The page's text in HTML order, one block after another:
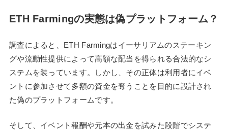
ETH Farmingの実態は偽プラットフォーム？
調査によると、ETH Farmingはイーサリアムのステーキン
グや流動性提供によって高額な配当を得られる合法的なシ
ステムを装っています。しかし、その正体は利用者にイベ
ントに参加させて多額の資金を奪うことを目的に設計され
た偽のプラットフォームです。
そして、イベント報酬や元本の出金を試みた段階でシステ